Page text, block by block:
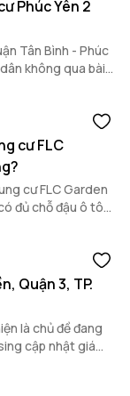
Phúc Yên 2
Tân Bình - Phúc
không qua bài
cư FLC
cư FLC Garden
đủ chỗ đậu ô tô
Quận 3, TP.
là chủ đề đang
cập nhật giá
vực quận 3 ngay